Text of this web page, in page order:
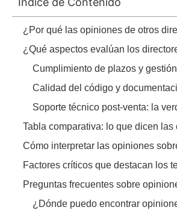
Cumplimiento de plazos y
Calidad del código y